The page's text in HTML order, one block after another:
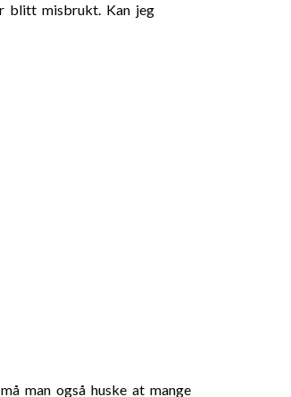
blitt misbrukt. Kan jeg
man også huske at mange